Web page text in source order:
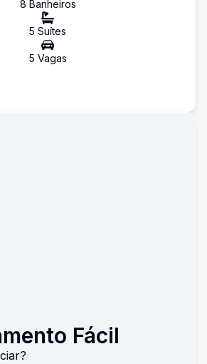
8 Banheiros
5 Suítes
5 Vagas
Fácil